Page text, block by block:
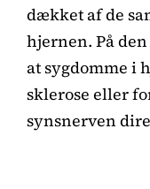
dækket af de
hjernen. På
at sygdomme i
sklerose eller
synsnerven